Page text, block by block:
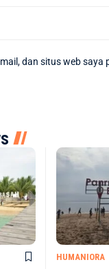
dan situs web
HUMANIORA